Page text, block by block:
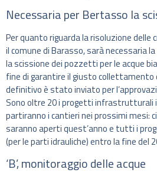
Necessaria per Bertasso la
Per quanto riguarda la risoluzione
il comune di Barasso, sarà necessaria
la scissione dei pozzetti per le acque
fine di garantire il giusto collettamento
definitivo è stato inviato per
Sono oltre 20 i progetti infrastrutturali
partiranno i cantieri nei prossimi mesi:
saranno aperti quest’anno e tutti i
(per le parti idrauliche) entro la fine del
‘B’, monitoraggio delle acque